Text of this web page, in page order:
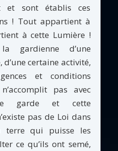
et sont établis ces
! Tout appartient à
à cette Lumière !
gardienne d’une
certaine activité,
et conditions
pas avec
garde et cette
pas de Loi dans
qui puisse les
ce qu’ils ont semé,